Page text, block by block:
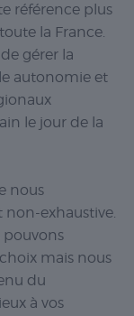
référence plus
la France.
gérer la
autonomie et
le jour de la
nous
non-exhaustive.
mais nous
du
à vos